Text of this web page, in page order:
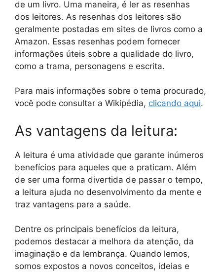
de um livro. Uma maneira, é ler as resenhas
dos leitores. As resenhas dos leitores são
geralmente postadas em sites de livros como a
Amazon. Essas resenhas podem fornecer
informações úteis sobre a qualidade do livro,
como a trama, personagens e escrita.
Para mais informações sobre o tema procurado,
você pode consultar a Wikipédia, clicando aqui.
As vantagens da leitura:
A leitura é uma atividade que garante inúmeros
benefícios para aqueles que a praticam. Além
de ser uma forma divertida de passar o tempo,
a leitura ajuda no desenvolvimento da mente e
traz vantagens para a saúde.
Dentre os principais benefícios da leitura,
podemos destacar a melhora da atenção, da
imaginação e da lembrança. Quando lemos,
somos expostos a novos conceitos, ideias e